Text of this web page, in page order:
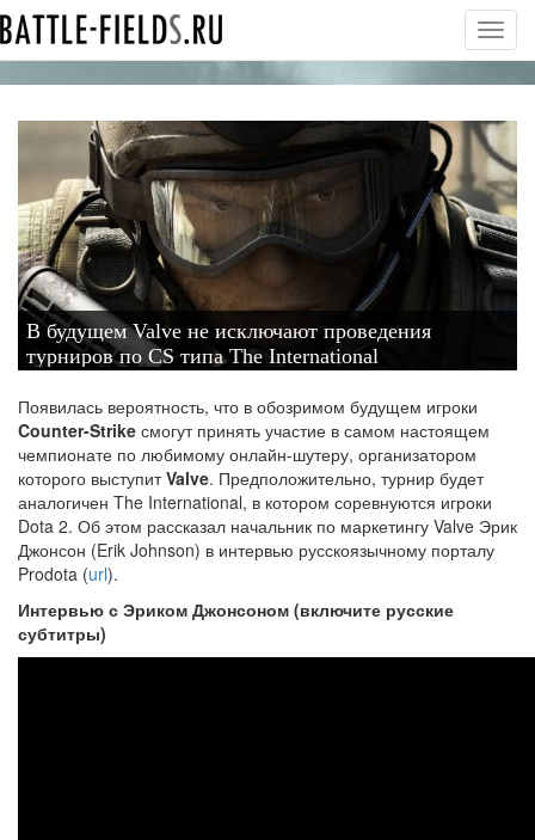
В будущем Valve не исключают проведения
турниров по CS типа The International
Появилась вероятность, что в обозримом будущем игроки
Counter-Strike смогут принять участие в самом настоящем
чемпионате по любимому онлайн-шутеру, организатором
которого выступитValve. Предположительно, турнир будет
аналогичен The International, в котором соревнуются игроки
Dota 2. Об этом рассказал начальник по маркетингу Valve Эрик
Джонсон (Erik Johnson) в интервью русскоязычному порталу
Prodota (url).
Интервью с Эриком Джонсоном (включите русские
субтитры)